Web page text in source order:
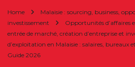
Home
Malaisie : sourcing, business,
investissement
Opportunités d’affaires
entrée de marché, création d’entreprise et
d’exploitation en Malaisie : salaires, bureaux
Guide 2026